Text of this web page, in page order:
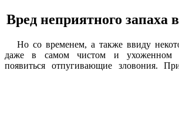
Вред неприятного запаха
Но со временем, а также ввиду
даже в самом чистом и ухоженном
появиться отпугивающие зловония.